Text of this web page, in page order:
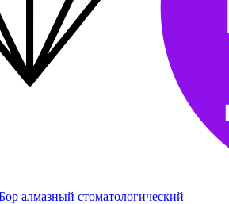
алмазный стоматологический